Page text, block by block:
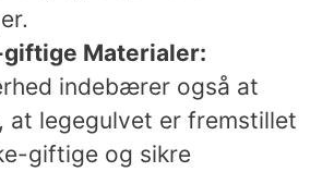
Materialer:
indebærer også at
at legegulvet er fremstillet
giftige og sikre